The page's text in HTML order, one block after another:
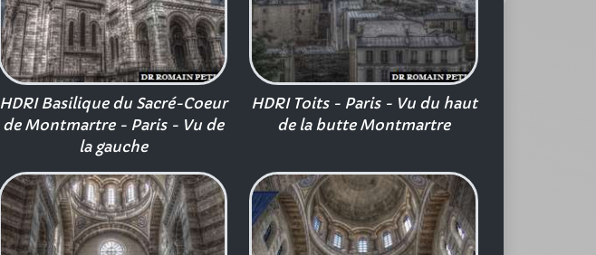
HDRI Basilique du Sacré-Coeur
de Montmartre - Paris - Vu de
la gauche
HDRI Toits - Paris - Vu du haut
de la butte Montmartre